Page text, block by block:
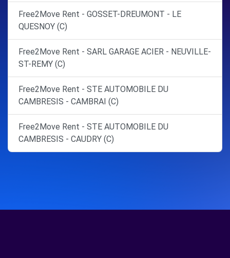
Free2Move Rent - GOSSET-DREUMONT - LE
QUESNOY (C)
Free2Move Rent - SARL GARAGE ACIER - NEUVILLE-
ST-REMY (C)
Free2Move Rent - STE AUTOMOBILE DU
CAMBRESIS - CAMBRAI (C)
Free2Move Rent - STE AUTOMOBILE DU
CAMBRESIS - CAUDRY (C)